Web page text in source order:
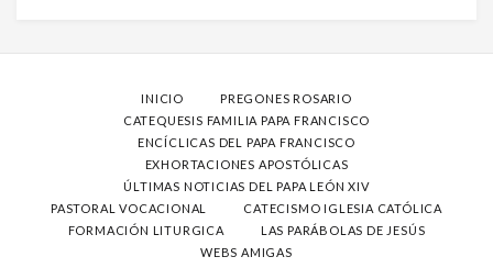
INICIO
PREGONES ROSARIO
CATEQUESIS FAMILIA PAPA FRANCISCO
ENCÍCLICAS DEL PAPA FRANCISCO
EXHORTACIONES APOSTÓLICAS
ÚLTIMAS NOTICIAS DEL PAPA LEÓN XIV
PASTORAL VOCACIONAL
CATECISMO IGLESIA CATÓLICA
FORMACIÓN LITURGICA
LAS PARÁBOLAS DE JESÚS
WEBS AMIGAS